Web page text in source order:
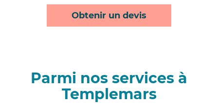
Obtenir un devis
Parmi nos services à
Templemars